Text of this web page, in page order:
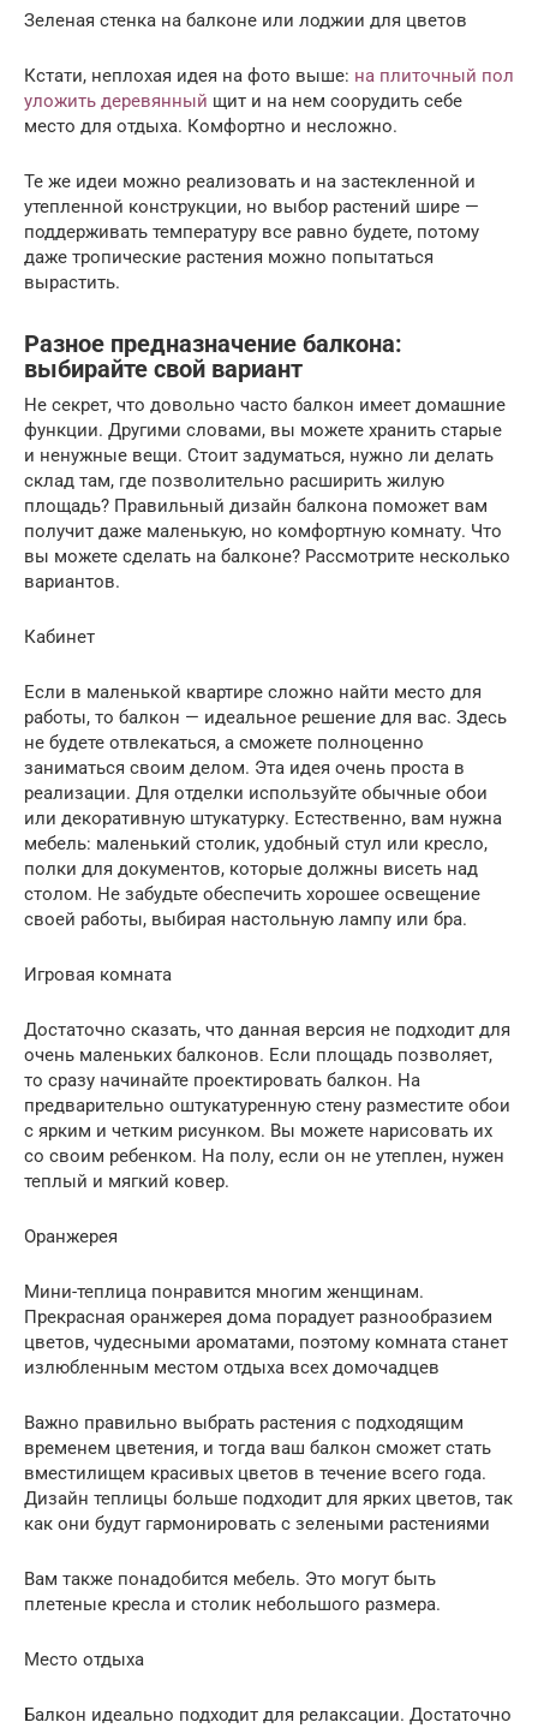
Зеленая стенка на балконе или лоджии для цветов
Кстати, неплохая идея на фото выше: на плиточный пол
уложить деревянный щит и на нем соорудить себе
место для отдыха. Комфортно и несложно.
Те же идеи можно реализовать и на застекленной и
утепленной конструкции, но выбор растений шире —
поддерживать температуру все равно будете, потому
даже тропические растения можно попытаться
вырастить.
Разное предназначение балкона:
выбирайте свой вариант
Не секрет, что довольно часто балкон имеет домашние
функции. Другими словами, вы можете хранить старые
и ненужные вещи. Стоит задуматься, нужно ли делать
склад там, где позволительно расширить жилую
площадь? Правильный дизайн балкона поможет вам
получит даже маленькую, но комфортную комнату. Что
вы можете сделать на балконе? Рассмотрите несколько
вариантов.
Кабинет
Если в маленькой квартире сложно найти место для
работы, то балкон — идеальное решение для вас. Здесь
не будете отвлекаться, а сможете полноценно
заниматься своим делом. Эта идея очень проста в
реализации. Для отделки используйте обычные обои
или декоративную штукатурку. Естественно, вам нужна
мебель: маленький столик, удобный стул или кресло,
полки для документов, которые должны висеть над
столом. Не забудьте обеспечить хорошее освещение
своей работы, выбирая настольную лампу или бра.
Игровая комната
Достаточно сказать, что данная версия не подходит для
очень маленьких балконов. Если площадь позволяет,
то сразу начинайте проектировать балкон. На
предварительно оштукатуренную стену разместите обои
с ярким и четким рисунком. Вы можете нарисовать их
со своим ребенком. На полу, если он не утеплен, нужен
теплый и мягкий ковер.
Оранжерея
Мини-теплица понравится многим женщинам.
Прекрасная оранжерея дома порадует разнообразием
цветов, чудесными ароматами, поэтому комната станет
излюбленным местом отдыха всех домочадцев
Важно правильно выбрать растения с подходящим
временем цветения, и тогда ваш балкон сможет стать
вместилищем красивых цветов в течение всего года.
Дизайн теплицы больше подходит для ярких цветов, так
как они будут гармонировать с зелеными растениями
Вам также понадобится мебель. Это могут быть
плетеные кресла и столик небольшого размера.
Место отдыха
Балкон идеально подходит для релаксации. Достаточно